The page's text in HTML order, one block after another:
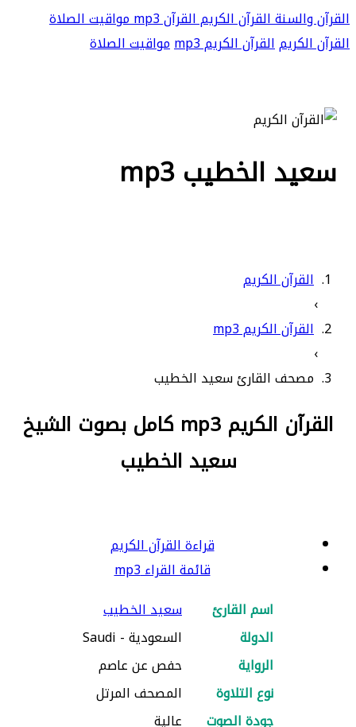
القرآن والسنةالقرآن الكريمالقرآن mp3
مواقيت الصلاة
القرآن الكريمالقرآن الكريم mp3 مواقيت الصلاة
سعيد الخطيب mp3
القرآن الكريم
›
القرآن الكريم mp3
›
مصحف القارئ سعيد الخطيب
القرآن الكريم mp3 كامل بصوت الشيخ
سعيد الخطيب
قراءة القرآن الكريم
قائمة القراء mp3
اسم القارئ
سعيد الخطيب
الدولة
السعودية - Saudi
الرواية
حفص عن عاصم
نوع التلاوة
المصحف المرتل
جودة الصوت
عالية